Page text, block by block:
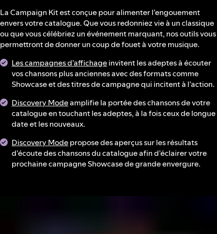
La Campaign Kit est conçue pour alimenter l’engouement
envers votre catalogue. Que vous redonniez vie à un classique
ou que vous célébriez un événement marquant, nos outils vous
permettront de donner un coup de fouet à votre musique.
Les campagnes d’affichageinvitent les adeptes à écouter
vos chansons plus anciennes avec des formats comme
Showcase et des titres de campagne qui incitent à l’action.
Discovery Modeamplifie la portée des chansons de votre
catalogue en touchant les adeptes, à la fois ceux de longue
date et les nouveaux.
Discovery Modepropose des aperçus sur les résultats
d’écoute des chansons du catalogue afin d’éclairer votre
prochaine campagne Showcase de grande envergure.